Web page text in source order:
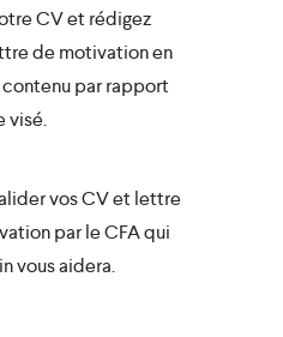
CV et rédigez
de motivation en
par rapport
visé.
vos CV et lettre
par le CFA qui
vous aidera.